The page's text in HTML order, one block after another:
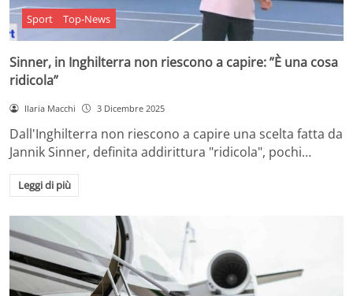
Sport Top-News
Sinner, in Inghilterra non riescono a capire: ”È una cosa
ridicola”
Ilaria Macchi 3 Dicembre 2025
Dall'Inghilterra non riescono a capire una scelta fatta da
Jannik Sinner, definita addirittura "ridicola", pochi…
Leggi di più